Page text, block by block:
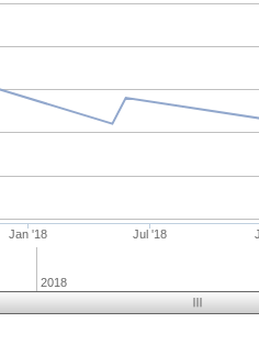
Jan '18 Jul '18
2018